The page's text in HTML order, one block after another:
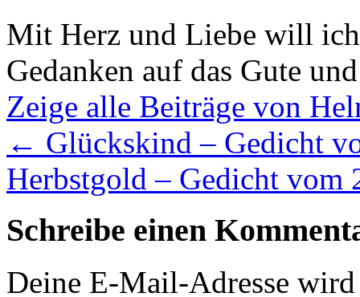
Mit Herz und Liebe will
Gedanken auf das Gute
Zeige alle Beiträge von
← Glückskind – Gedicht
Herbstgold – Gedicht vom
Schreibe einen
Deine E-Mail-Adresse